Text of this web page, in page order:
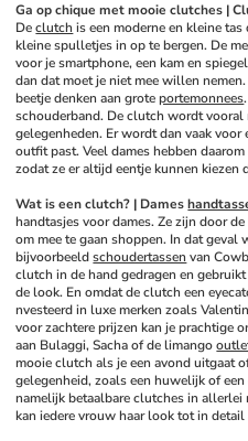
Ga op chique met mooie clutches |
De clutch is een moderne en kleine
kleine spulletjes in op te bergen. De
voor je smartphone, een kam en
dan dat moet je niet mee willen
beetje denken aan grote portemonnees
schouderband. De clutch wordt vooral
gelegenheden. Er wordt dan vaak
outfit past. Veel dames hebben
zodat ze er altijd eentje kunnen
Wat is een clutch? | Dames
handtasjes voor dames. Ze zijn door
om mee te gaan shoppen. In dat geval
bijvoorbeeld schoudertassen van
clutch in de hand gedragen en
de look. En omdat de clutch een
nvesteerd in luxe merken zoals
voor zachtere prijzen kan je prachtige
aan Bulaggi, Sacha of de limango
mooie clutch als je een avond uitgaat
gelegenheid, zoals een huwelijk of
namelijk betaalbare clutches in allerlei
kan iedere vrouw haar look tot in detail